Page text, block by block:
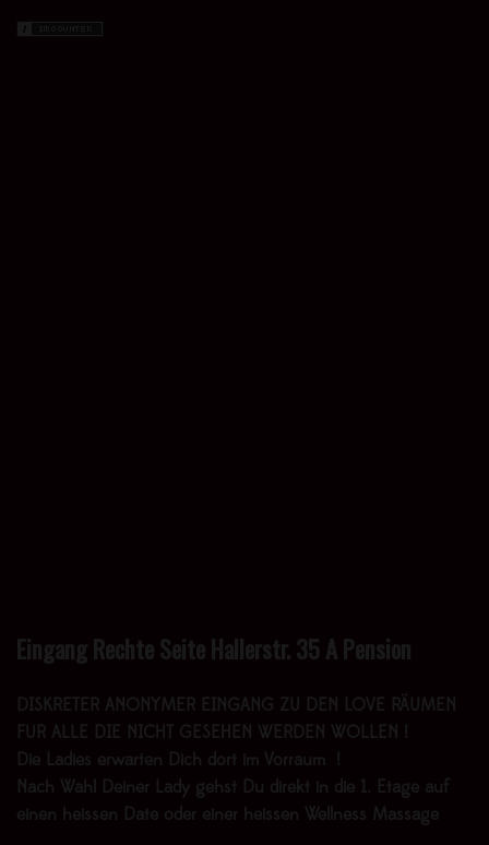
Eingang Rechte Seite Hallerstr. 35 A Pension
DISKRETER ANONYMER EINGANG ZU DEN LOVE RÄUMEN
FÜR ALLE DIE NICHT GESEHEN WERDEN WOLLEN !
Die Ladies erwarten Dich dort im Vorraum !
Nach Wahl Deiner Lady gehst Du direkt in die 1. Etage auf
einen heissen Date oder einer heissen Wellness Massage